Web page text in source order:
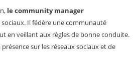
le community manager
Il fédère une communauté
en veillant aux règles de bonne conduite.
sur les réseaux sociaux et de